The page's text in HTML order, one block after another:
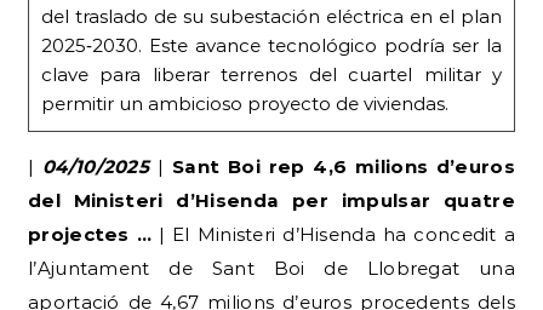
del traslado de su subestación eléctrica en el plan
2025‑2030. Este avance tecnológico podría ser la
clave para liberar terrenos del cuartel militar y
permitir un ambicioso proyecto de viviendas.
| 04/10/2025 | Sant Boi rep 4,6 milions d’euros
del Ministeri d’Hisenda per impulsar quatre
projectes …| El Ministeri d’Hisenda ha concedit a
l’Ajuntament de Sant Boi de Llobregat una
aportació de 4,67 milions d’euros procedents dels